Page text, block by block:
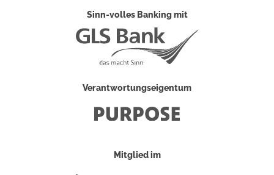
Sinn-volles Banking mit
Verantwortungseigentum
Mitglied im